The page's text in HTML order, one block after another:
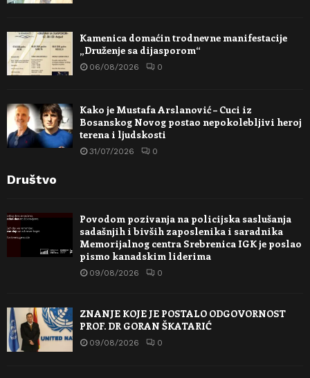
Kamenica domaćin trodnevne manifestacije
„Druženje sa dijasporom“
06/08/2026 0
Kako je Mustafa Arslanović – Cuci iz
Bosanskog Novog postao nepokolebljivi heroj
terena i ljudskosti
31/07/2026 0
Društvo
Povodom pozivanja na policijska saslušanja
sadašnjih i bivših zaposlenika i saradnika
Memorijalnog centra Srebrenica IGK je poslao
pismo kanadskim liderima
09/08/2026 0
ZNANJE KOJE JE POSTALO ODGOVORNOST
PROF. DR GORAN ŠKATARIĆ
09/08/2026 0